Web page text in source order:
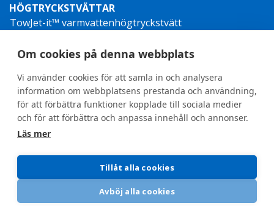
HÖGTRYCKSTVÄTTAR
TowJet-it™ varmvattenhögtryckstvätt
Jet-it™ hydraulisk högtryckstvätt
OGRÄSBEKÄMPNING
General terms and conditions
Om cookies på denna webbplats
Vi använder cookies för att samla in och analysera
information om webbplatsens prestanda och användning,
för att förbättra funktioner kopplade till sociala medier
och för att förbättra och anpassa innehåll och annonser.
Läs mer
Tillåt alla cookies
Avböj alla cookies